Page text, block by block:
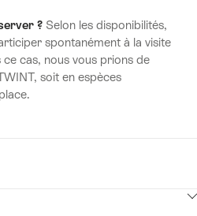
? Selon les disponibilités,
spontanément à la visite
cas, nous vous prions de
soit en espèces